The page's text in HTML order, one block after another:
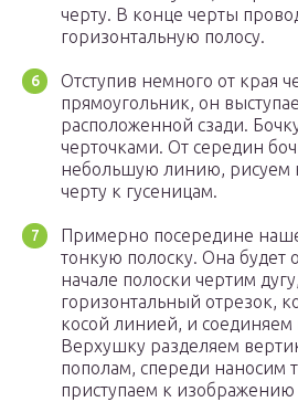
черту. В конце черты
горизонтальную полосу.
Отступив немного от края
прямоугольник, он
расположенной сзади.
черточками. От середин
небольшую линию, рисуем
черту к гусеницам.
Примерно посередине
тонкую полоску. Она будет
начале полоски чертим
горизонтальный отрезок,
косой линией, и
Верхушку разделяем
пополам, спереди наносим
приступаем к